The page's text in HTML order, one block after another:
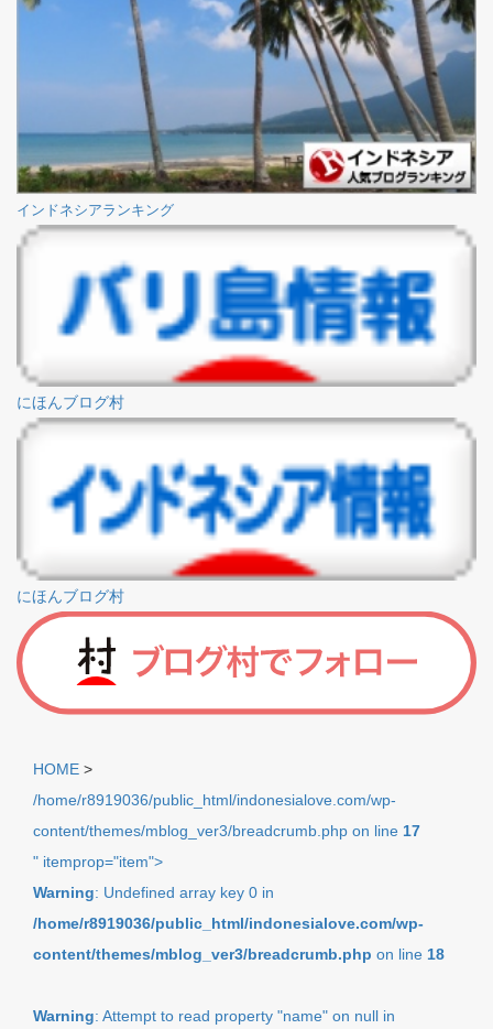
インドネシアランキング
にほんブログ村
にほんブログ村
HOME >
/home/r8919036/public_html/indonesialove.com/wp-
content/themes/mblog_ver3/breadcrumb.php on line 17
" itemprop="item">
Warning: Undefined array key 0 in
/home/r8919036/public_html/indonesialove.com/wp-
content/themes/mblog_ver3/breadcrumb.php on line 18
Warning: Attempt to read property "name" on null in